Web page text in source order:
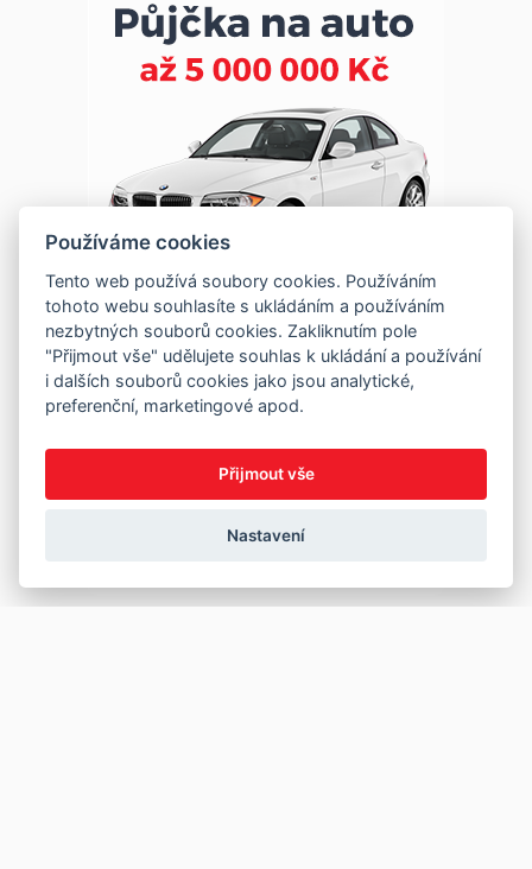
Používáme cookies
Tento web používá soubory cookies. Používáním
tohoto webu souhlasíte s ukládáním a používáním
nezbytných souborů cookies. Zakliknutím pole
"Přijmout vše" udělujete souhlas k ukládání a používání
i dalších souborů cookies jako jsou analytické,
preferenční, marketingové apod.
Přijmout vše
Nastavení